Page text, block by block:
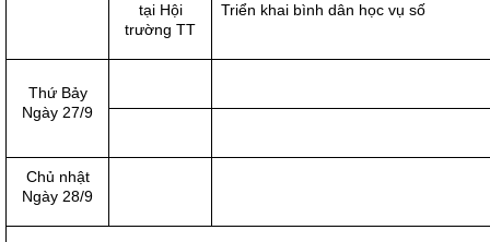
tại Hội
trường TT
Triển khai bình dân học vụ số
Thứ Bảy
Ngày 27/9
Chủ nhật
Ngày 28/9